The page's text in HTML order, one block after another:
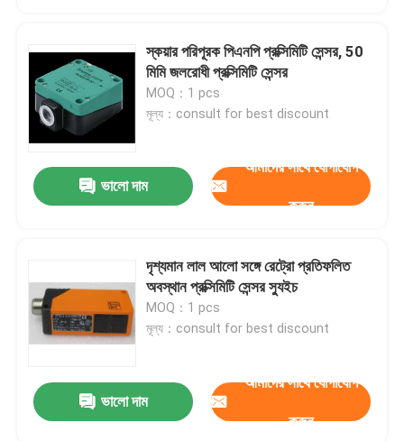
স্কয়ার পরিপূরক পিএনপি প্রক্সিমিটি সেন্সর, 50
মিমি জলরোধী প্রক্সিমিটি সেন্সর
MOQ：1 pcs
মূল্য：consult for best discount
ভালো দাম
আমাদের সাথে যোগাযোগ
করুন
দৃশ্যমান লাল আলো সঙ্গে রেট্রো প্রতিফলিত
অবস্থান প্রক্সিমিটি সেন্সর স্যুইচ
MOQ：1 pcs
মূল্য：consult for best discount
ভালো দাম
আমাদের সাথে যোগাযোগ
করুন